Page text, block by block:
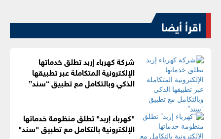
اقرأ أيضا
شركة كهرباء إربد تطلق خدماتها
الإلكترونية المتكاملة عبر تطبيقها
الذكي وبالتكامل مع تطبيق “سند”
"كهرباء إربد" تطلق منظومة خدماتها
الإلكترونية بالتكامل مع تطبيق "سند"